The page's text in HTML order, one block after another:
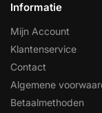
Informatie
Mijn Account
Klantenservice
Contact
Algemene
Betaalmethoden